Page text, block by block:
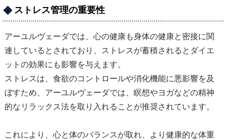
ストレス管理の重要性
アーユルヴェーダでは、心の健康も身体の健康と密接に関
連しているとされており、ストレスが蓄積されるとダイエ
ットの効果にも影響を与えます。
ストレスは、食欲のコントロールや消化機能に悪影響を及
ぼすため、アーユルヴェーダでは、瞑想やヨガなどの精神
的なリラックス法を取り入れることが推奨されています。
これにより、心と体のバランスが取れ、より健康的な体重